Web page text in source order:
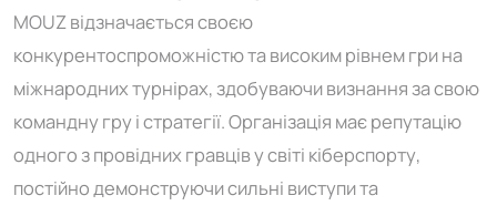
MOUZ відзначається своєю
конкурентоспроможністю та високим рівнем гри на
міжнародних турнірах, здобуваючи визнання за свою
командну гру і стратегії. Організація має репутацію
одного з провідних гравців у світі кіберспорту,
постійно демонструючи сильні виступи та